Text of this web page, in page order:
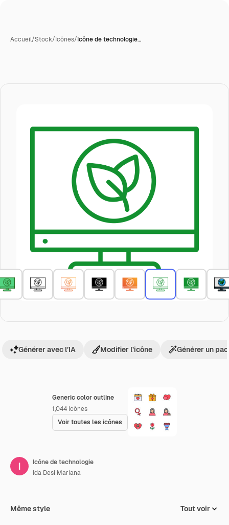
Accueil/Stock/Icônes/Icône de technologie…
Generic color outline
1,044 Icônes
Voir toutes les icônes
Générer avec l’IA Modifier l’icône Générer un
Icône de technologie
Ida Desi Mariana
Même style Tout voir